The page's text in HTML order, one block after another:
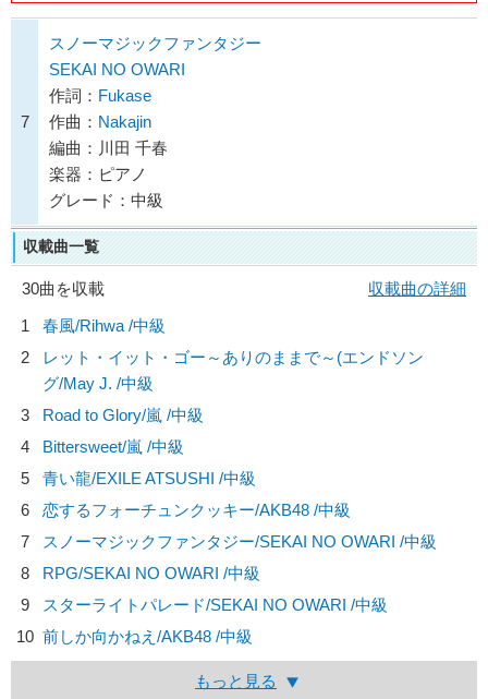
7
スノーマジックファンタジー
SEKAI NO OWARI
作詞： Fukase
作曲： Nakajin
編曲：川田 千春
楽器：ピアノ
グレード：中級
収載曲一覧
30曲を収載
収載曲の詳細
1
春風/Rihwa /中級
2
レット・イット・ゴー～ありのままで～(エンドソン
グ/May J. /中級
3
Road to Glory/嵐 /中級
4
Bittersweet/嵐 /中級
5
青い龍/EXILE ATSUSHI /中級
6
恋するフォーチュンクッキー/AKB48 /中級
7
スノーマジックファンタジー/SEKAI NO OWARI /中級
8
RPG/SEKAI NO OWARI /中級
9
スターライトパレード/SEKAI NO OWARI /中級
10 前しか向かねえ/AKB48 /中級
もっと見る